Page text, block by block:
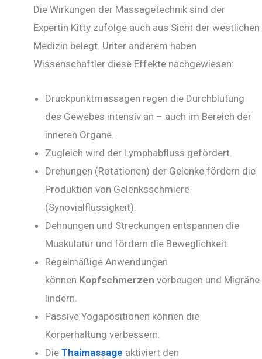
Die Wirkungen der Massagetechnik sind der
Expertin Kitty zufolge auch aus Sicht der westlichen
Medizin belegt. Unter anderem haben
Wissenschaftler diese Effekte nachgewiesen:
Druckpunktmassagen regen die Durchblutung
des Gewebes intensiv an – auch im Bereich der
inneren Organe.
Zugleich wird der Lymphabfluss gefördert.
Drehungen (Rotationen) der Gelenke fördern die
Produktion von Gelenksschmiere
(Synovialflüssigkeit).
Dehnungen und Streckungen entspannen die
Muskulatur und fördern die Beweglichkeit.
Regelmäßige Anwendungen
können Kopfschmerzen vorbeugen und Migräne
lindern.
Passive Yogapositionen können die
Körperhaltung verbessern.
DieThaimassage aktiviert den